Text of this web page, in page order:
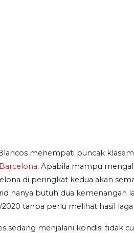
menempati puncak
Barcelona. Apabila mampu
di peringkat kedua akan
hanya butuh dua kemenangan
2020 tanpa perlu melihat hasil laga
sedang menjalani kondisi tidak